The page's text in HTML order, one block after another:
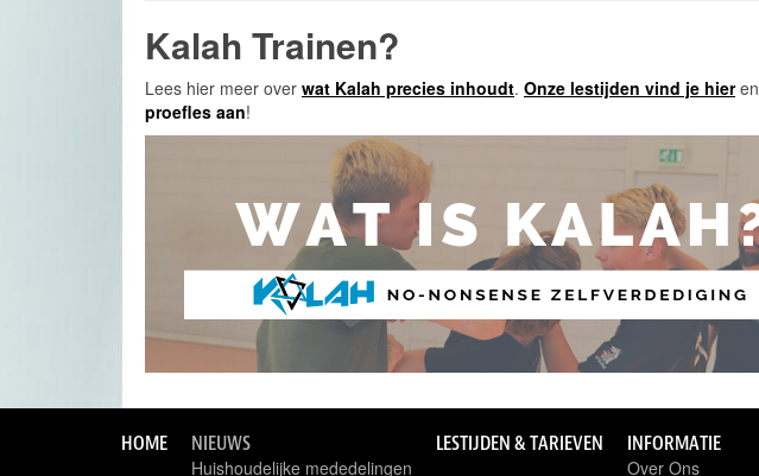
Kalah Trainen?
Lees hier meer over wat Kalah precies inhoudt. Onze lestijden vind je hieren
proefles aan!
HOME NIEUWS
Huishoudelijke mededelingen
LESTIJDEN & TARIEVEN INFORMATIE
Over Ons